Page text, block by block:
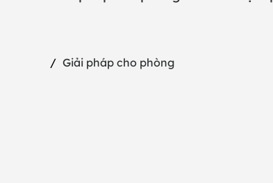
MINI
Giải pháp cho phòng